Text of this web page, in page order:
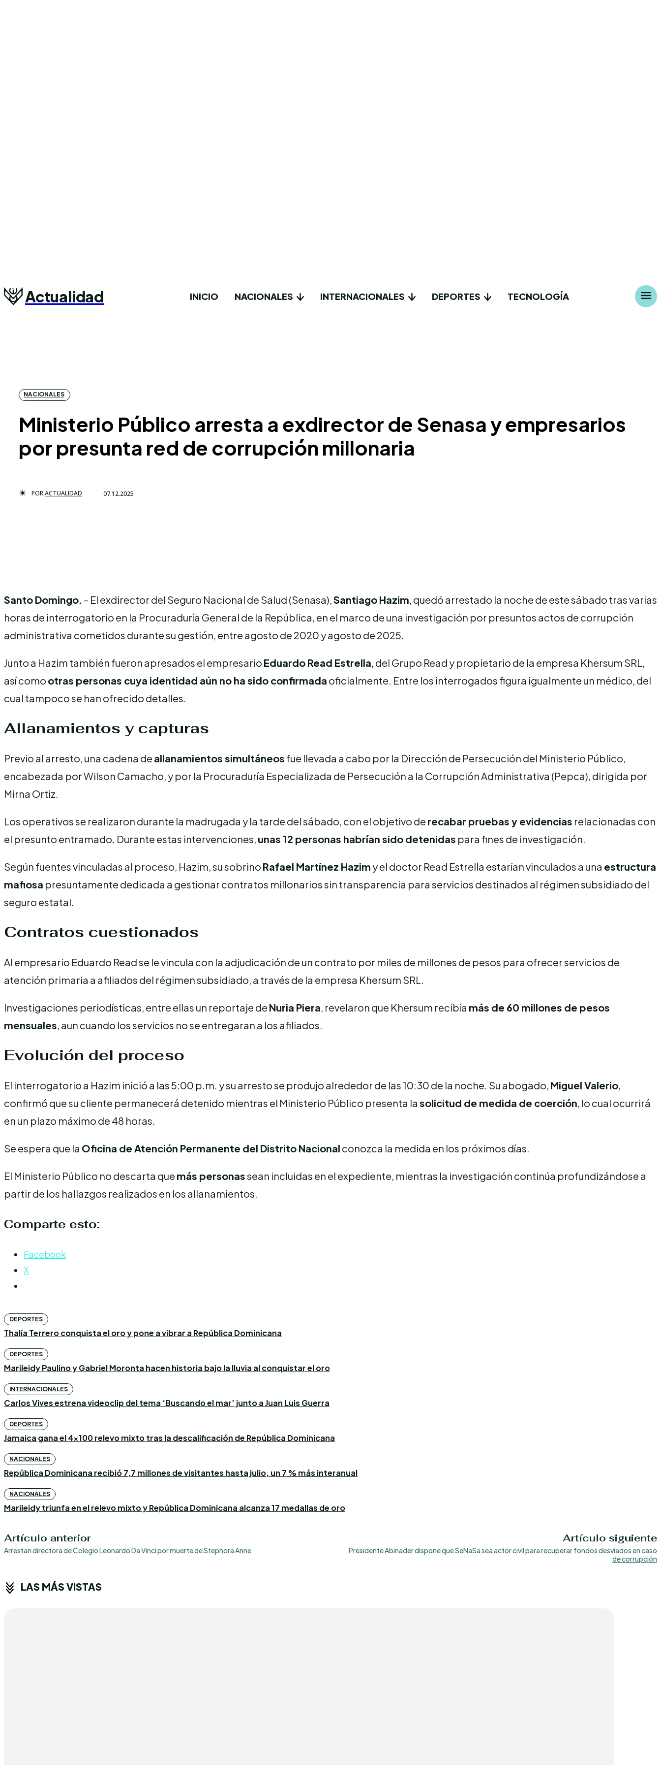
Actualidad INICIO NACIONALES INTERNACIONALES DEPORTES TECNOLOGÍA
NACIONALES
Ministerio Público arresta a exdirector de Senasa y empresarios
por presunta red de corrupción millonaria
PORACTUALIDAD 07.12.2025
Santo Domingo. – El exdirector del Seguro Nacional de Salud (Senasa),Santiago Hazim, quedó arrestado la noche de este sábado tras varias
horas de interrogatorio en la Procuraduría General de la República, en el marco de una investigación por presuntos actos de corrupción
administrativa cometidos durante su gestión, entre agosto de 2020 y agosto de 2025.
Junto a Hazim también fueron apresados el empresario Eduardo Read Estrella, del Grupo Read y propietario de la empresa Khersum SRL,
así como otras personas cuya identidad aún no ha sido confirmada oficialmente. Entre los interrogados figura igualmente un médico, del
cual tampoco se han ofrecido detalles.
Allanamientos y capturas
Previo al arresto, una cadena de allanamientos simultáneos fue llevada a cabo por la Dirección de Persecución del Ministerio Público,
encabezada por Wilson Camacho, y por la Procuraduría Especializada de Persecución a la Corrupción Administrativa (Pepca), dirigida por
Mirna Ortiz.
Los operativos se realizaron durante la madrugada y la tarde del sábado, con el objetivo de recabar pruebas y evidencias relacionadas con
el presunto entramado. Durante estas intervenciones, unas 12 personas habrían sido detenidas para fines de investigación.
Según fuentes vinculadas al proceso, Hazim, su sobrino Rafael Martínez Hazim y el doctor Read Estrella estarían vinculados a una estructura
mafiosa presuntamente dedicada a gestionar contratos millonarios sin transparencia para servicios destinados al régimen subsidiado del
seguro estatal.
Contratos cuestionados
Al empresario Eduardo Read se le vincula con la adjudicación de un contrato por miles de millones de pesos para ofrecer servicios de
atención primaria a afiliados del régimen subsidiado, a través de la empresa Khersum SRL.
Investigaciones periodísticas, entre ellas un reportaje de Nuria Piera, revelaron que Khersum recibía más de 60 millones de pesos
mensuales, aun cuando los servicios no se entregaran a los afiliados.
Evolución del proceso
El interrogatorio a Hazim inició a las 5:00 p.m. y su arresto se produjo alrededor de las 10:30 de la noche. Su abogado, Miguel Valerio,
confirmó que su cliente permanecerá detenido mientras el Ministerio Público presenta la solicitud de medida de coerción, lo cual ocurrirá
en un plazo máximo de 48 horas.
Se espera que la Oficina de Atención Permanente del Distrito Nacional conozca la medida en los próximos días.
El Ministerio Público no descarta que más personassean incluidas en el expediente, mientras la investigación continúa profundizándose a
partir de los hallazgos realizados en los allanamientos.
Comparte esto:
Facebook
X
DEPORTES
Thalía Terrero conquista el oro y pone a vibrar a República Dominicana
DEPORTES
Marileidy Paulino y Gabriel Moronta hacen historia bajo la lluvia al conquistar el oro
INTERNACIONALES
Carlos Vives estrena videoclip del tema ‘Buscando el mar’ junto a Juan Luis Guerra
DEPORTES
Jamaica gana el 4×100 relevo mixto tras la descalificación de República Dominicana
NACIONALES
República Dominicana recibió 7,7 millones de visitantes hasta julio, un 7 % más interanual
NACIONALES
Marileidy triunfa en el relevo mixto y República Dominicana alcanza 17 medallas de oro
Artículo anterior
Arrestan directora de Colegio Leonardo Da Vinci por muerte de Stephora Anne
Artículo siguiente
Presidente Abinader dispone que SeNaSa sea actor civil para recuperar fondos desviados en caso
de corrupción
LAS MÁS VISTAS